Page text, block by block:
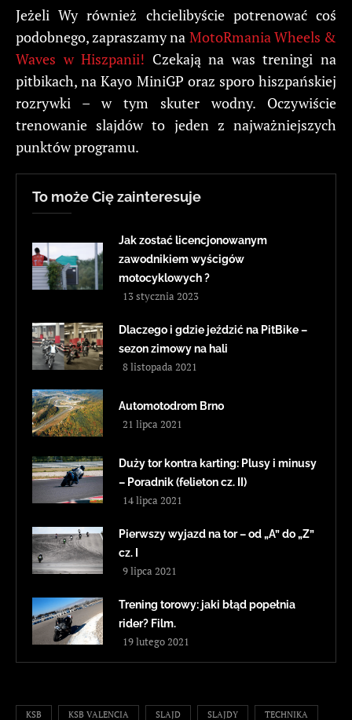
Jeżeli Wy również chcielibyście potrenować coś
podobnego, zapraszamy na MotoRmania Wheels &
Waves w Hiszpanii! Czekają na was treningi na
pitbikach, na Kayo MiniGP oraz sporo hiszpańskiej
rozrywki – w tym skuter wodny. Oczywiście
trenowanie slajdów to jeden z najważniejszych
punktów programu.
To może Cię zainteresuje
Jak zostać licencjonowanym
zawodnikiem wyścigów
motocyklowych ?
13 stycznia 2023
Dlaczego i gdzie jeździć na PitBike –
sezon zimowy na hali
8 listopada 2021
Automotodrom Brno
21 lipca 2021
Duży tor kontra karting: Plusy i minusy
– Poradnik (felieton cz. II)
14 lipca 2021
Pierwszy wyjazd na tor – od „A” do „Z”
cz. I
9 lipca 2021
Trening torowy: jaki błąd popełnia
rider? Film.
19 lutego 2021
KSB KSB VALENCIA SLAJD SLAJDY TECHNIKA